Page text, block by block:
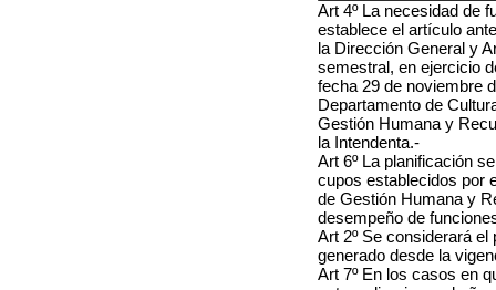
Art 4º La necesidad de
establece el artículo
la Dirección General y
semestral, en ejercicio
fecha 29 de noviembre
Departamento de
Gestión Humana y
la Intendenta.-
Art 6º La planificación
cupos establecidos por
de Gestión Humana y
desempeño de
Art 2º Se considerará
generado desde la
Art 7º En los casos en